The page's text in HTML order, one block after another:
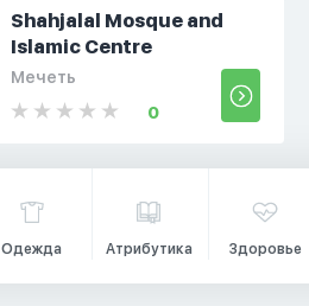
Shahjalal Mosque and
Islamic Centre
Мечеть
0
Одежда Атрибутика Здоровье